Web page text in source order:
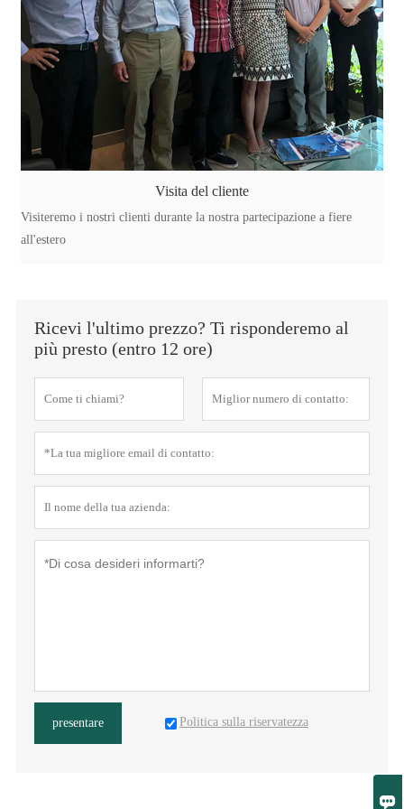

Visita del cliente
Visiteremo i nostri clienti durante la nostra partecipazione a fiere
all'estero
Ricevi l'ultimo prezzo? Ti risponderemo al
più presto (entro 12 ore)
presentare Politica sulla riservatezza